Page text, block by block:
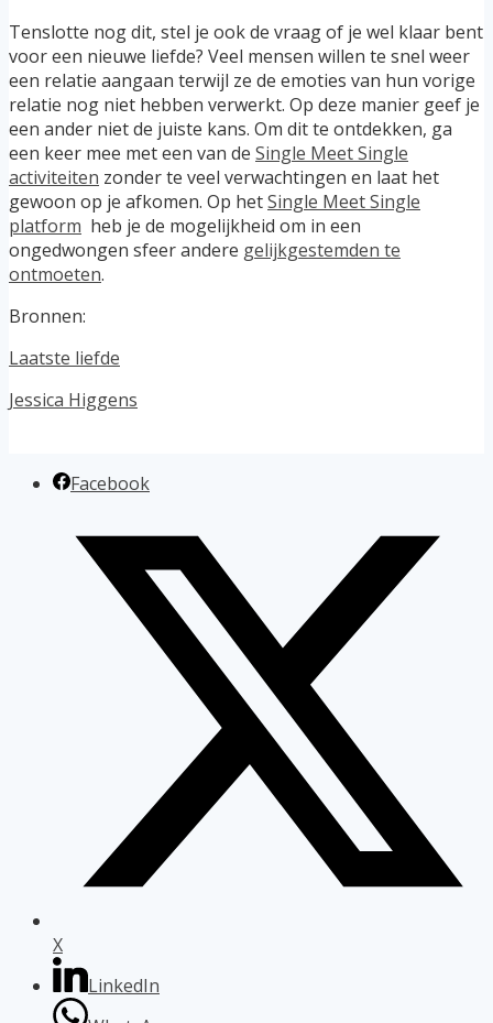
Tenslotte nog dit, stel je ook de vraag of je wel klaar bent
voor een nieuwe liefde? Veel mensen willen te snel weer
een relatie aangaan terwijl ze de emoties van hun vorige
relatie nog niet hebben verwerkt. Op deze manier geef je
een ander niet de juiste kans. Om dit te ontdekken, ga
een keer mee met een van de Single Meet Single
activiteiten zonder te veel verwachtingen en laat het
gewoon op je afkomen. Op hetSingle Meet Single
platform heb je de mogelijkheid om in een
ongedwongen sfeer andere gelijkgestemden te
ontmoeten.
Bronnen:
Laatste liefde
Jessica Higgens
Facebook
X
LinkedIn